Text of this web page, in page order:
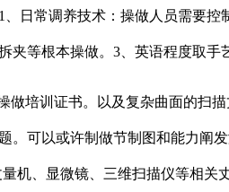
日常调养技术：操做人员需要
等根本操做。3、英语程度取
训证书。以及复杂曲面的扫
。可以或许制做节制图和能力
机、显微镜、三维扫描仪等相